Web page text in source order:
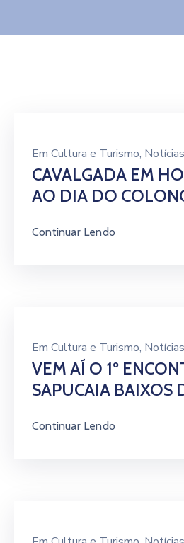
Em Cultura e Turismo‚ Notícias
CAVALGADA EM
AO DIA DO
Continuar Lendo
Em Cultura e Turismo‚ Notícias
VEM AÍ O 1º
SAPUCAIA BAIXOS
Continuar Lendo